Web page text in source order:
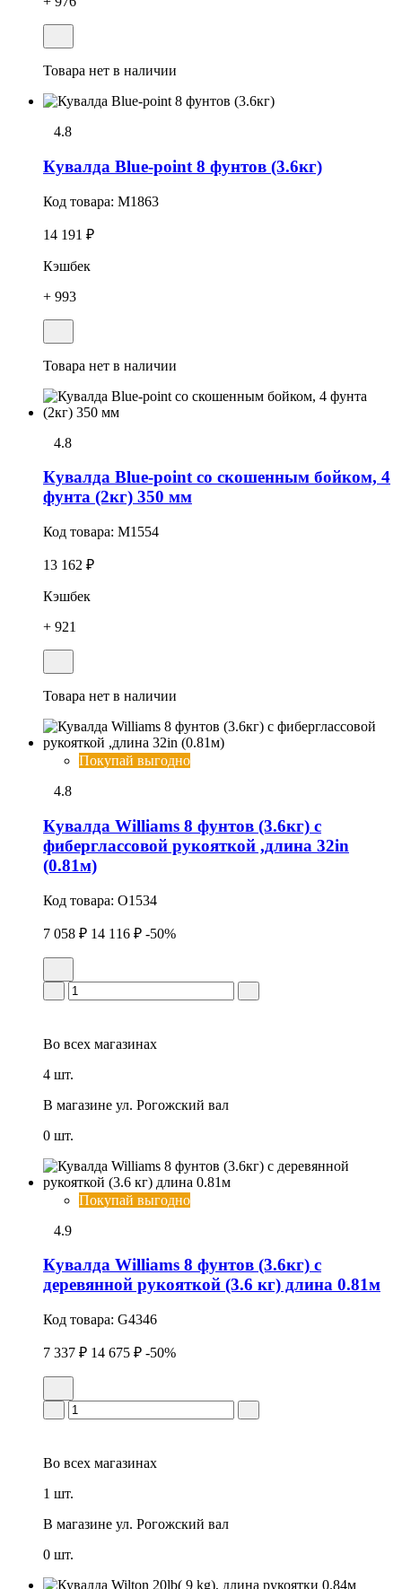
Товара нет в наличии
4.8
Кувалда Blue-point 8 фунтов (3.6кг)
Код товара: M1863
14 191 ₽
Кэшбек
+ 993
Товара нет в наличии
4.8
Кувалда Blue-point cо скошенным бойком, 4
фунта (2кг) 350 мм
Код товара: M1554
13 162 ₽
Кэшбек
+ 921
Товара нет в наличии
Покупай выгодно
4.8
Кувалда Williams 8 фунтов (3.6кг) с
фиберглассовой рукояткой ,длина 32in
(0.81м)
Код товара: O1534
7 058 ₽ 14 116 ₽ -50%
Во всех магазинах
4 шт.
В магазине ул. Рогожский вал
0 шт.
Покупай выгодно
4.9
Кувалда Williams 8 фунтов (3.6кг) с
деревянной рукояткой (3.6 кг) длина 0.81м
Код товара: G4346
7 337 ₽ 14 675 ₽ -50%
Во всех магазинах
1 шт.
В магазине ул. Рогожский вал
0 шт.